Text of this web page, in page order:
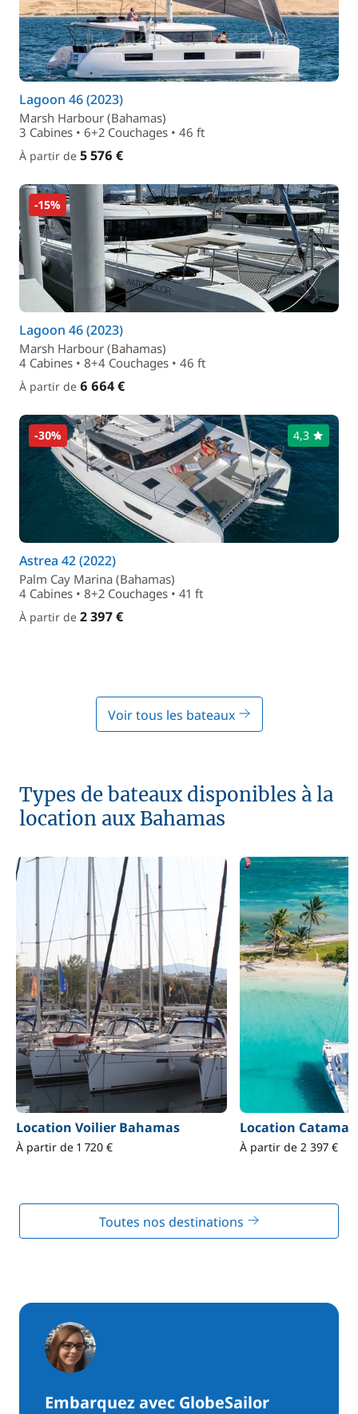
Lagoon 46 (2023)
Marsh Harbour (Bahamas)
3 Cabines • 6+2 Couchages • 46 ft
À partir de 5 576 €
-15%
Lagoon 46 (2023)
Marsh Harbour (Bahamas)
4 Cabines • 8+4 Couchages • 46 ft
À partir de 6 664 €
-30% 4,3
Astrea 42 (2022)
Palm Cay Marina (Bahamas)
4 Cabines • 8+2 Couchages • 41 ft
À partir de 2 397 €
Voir tous les bateaux
Types de bateaux disponibles à la
location aux Bahamas
Location Voilier Bahamas
À partir de 1 720 €
Location
À partir de 2 397 €
Toutes nos destinations
Embarquez avec GlobeSailor